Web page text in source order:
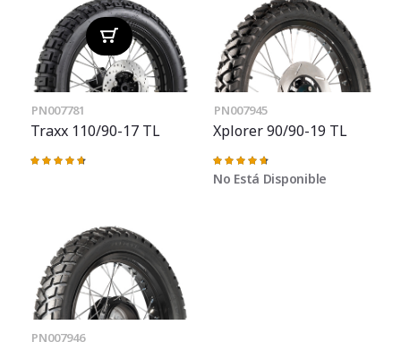
PN007781
Traxx 110/90-17 TL
Valoración:
PN007945
Xplorer 90/90-19 TL
Valoración:
95%
No Está Disponible
PN007946